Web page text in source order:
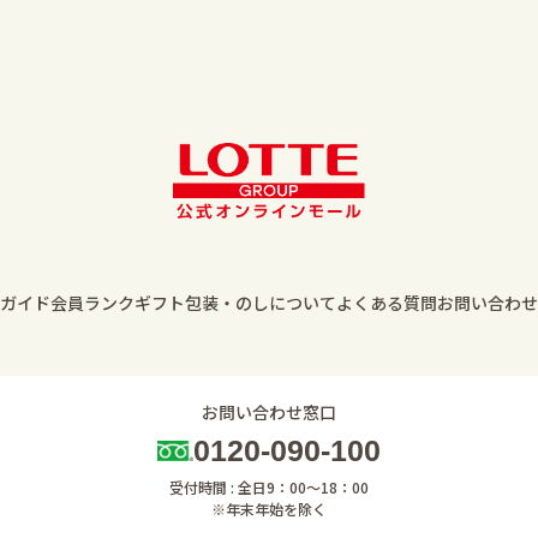
イド会員ランクギフト包装・のしについてよくある質問お問い合わせ
お問い合わせ窓口
0120-090-100
受付時間 : 全日9：00～18：00
※年末年始を除く